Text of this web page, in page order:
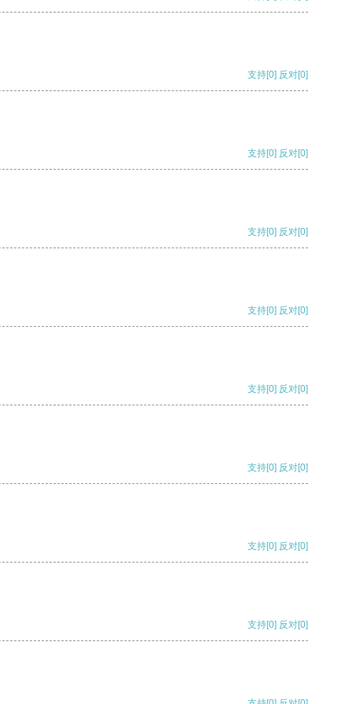
支持[0] 反对[0]
支持[0] 反对[0]
支持[0] 反对[0]
支持[0] 反对[0]
支持[0] 反对[0]
支持[0] 反对[0]
支持[0] 反对[0]
支持[0] 反对[0]